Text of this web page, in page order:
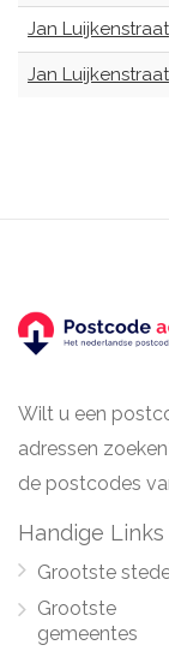
Jan Luijkenstraat
Jan Luijkenstraat
Wilt u een
adressen
de postcodes
Handige Links
Grootste
Grootste
gemeentes